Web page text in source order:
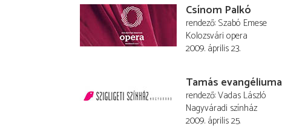
Csínom Palkó
rendező Szabó Emese
Kolozsvári opera
2009. április 23.
Tamás evangéliuma
rendező Vadas László
Nagyváradi színház
2009. április 25.